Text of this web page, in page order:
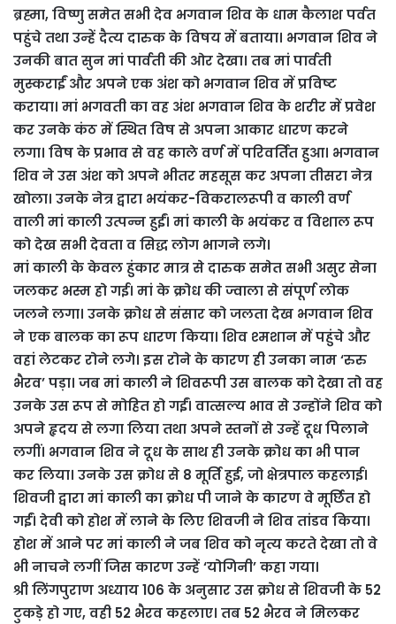
ब्रह्मा, विष्णु समेत सभी देव भगवान शिव के धाम कैलाश पर्वत
पहुंचे तथा उन्हें दैत्य दारुक के विषय में बताया। भगवान शिव ने
उनकी बात सुन मां पार्वती की ओर देखा। तब मां पार्वती
मुस्कराईं और अपने एक अंश को भगवान शिव में प्रविष्ट
कराया। मां भगवती का वह अंश भगवान शिव के शरीर में प्रवेश
कर उनके कंठ में स्थित विष से अपना आकार धारण करने
लगा। विष के प्रभाव से वह काले वर्ण में परिवर्तित हुआ। भगवान
शिव ने उस अंश को अपने भीतर महसूस कर अपना तीसरा नेत्र
खोला। उनके नेत्र द्वारा भयंकर-विकरालरूपी व काली वर्ण
वाली मां काली उत्पन्न हुईं। मां काली के भयंकर व विशाल रूप
को देख सभी देवता व सिद्ध लोग भागने लगे।
मां काली के केवल हुंकार मात्र से दारुक समेत सभी असुर सेना
जलकर भस्म हो गई। मां के क्रोध की ज्वाला से संपूर्ण लोक
जलने लगा। उनके क्रोध से संसार को जलता देख भगवान शिव
ने एक बालक का रूप धारण किया। शिव श्मशान में पहुंचे और
वहां लेटकर रोने लगे। इस रोने के कारण ही उनका नाम ‘रुरु
भैरव’ पड़ा। जब मां काली ने शिवरूपी उस बालक को देखा तो वह
उनके उस रूप से मोहित हो गईं। वात्सल्य भाव से उन्होंने शिव को
अपने हृदय से लगा लिया तथा अपने स्तनों से उन्हें दूध पिलाने
लगीं। भगवान शिव ने दूध के साथ ही उनके क्रोध का भी पान
कर लिया। उनके उस क्रोध से 8 मूर्ति हुई, जो क्षेत्रपाल कहलाई।
शिवजी द्वारा मां काली का क्रोध पी जाने के कारण वे मूर्छित हो
गईं। देवी को होश में लाने के लिए शिवजी ने शिव तांडव किया।
होश में आने पर मां काली ने जब शिव को नृत्य करते देखा तो वे
भी नाचने लगीं जिस कारण उन्हें ‘योगिनी’ कहा गया।
श्री लिंगपुराण अध्याय 106 के अनुसार उस क्रोध से शिवजी के 52
टुकड़े हो गए, वही 52 भैरव कहलाए। तब 52 भैरव ने मिलकर